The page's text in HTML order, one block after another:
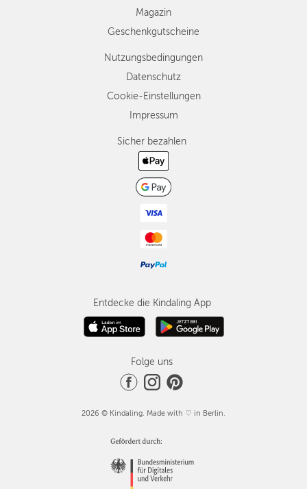
Magazin
Geschenkgutscheine
Nutzungsbedingungen
Datenschutz
Cookie-Einstellungen
Impressum
Sicher bezahlen
Entdecke die Kindaling App
Folge uns
2026 © Kindaling. Made with ♡ in Berlin.